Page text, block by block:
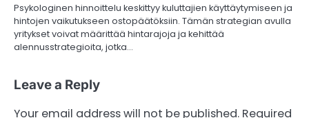
Psykologinen hinnoittelu keskittyy kuluttajien käyttäytymiseen ja
hintojen vaikutukseen ostopäätöksiin. Tämän strategian avulla
yritykset voivat määrittää hintarajoja ja kehittää
alennusstrategioita, jotka…
Leave a Reply
Your email address will not be published. Required